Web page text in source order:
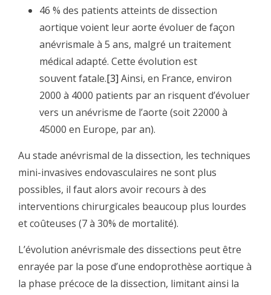
46 % des patients atteints de dissection
aortique voient leur aorte évoluer de façon
anévrismale à 5 ans, malgré un traitement
médical adapté. Cette évolution est
souvent fatale.[3] Ainsi, en France, environ
2000 à 4000 patients par an risquent d’évoluer
vers un anévrisme de l’aorte (soit 22000 à
45000 en Europe, par an).
Au stade anévrismal de la dissection, les techniques
mini-invasives endovasculaires ne sont plus
possibles, il faut alors avoir recours à des
interventions chirurgicales beaucoup plus lourdes
et coûteuses (7 à 30% de mortalité).
L’évolution anévrismale des dissections peut être
enrayée par la pose d’une endoprothèse aortique à
la phase précoce de la dissection, limitant ainsi la